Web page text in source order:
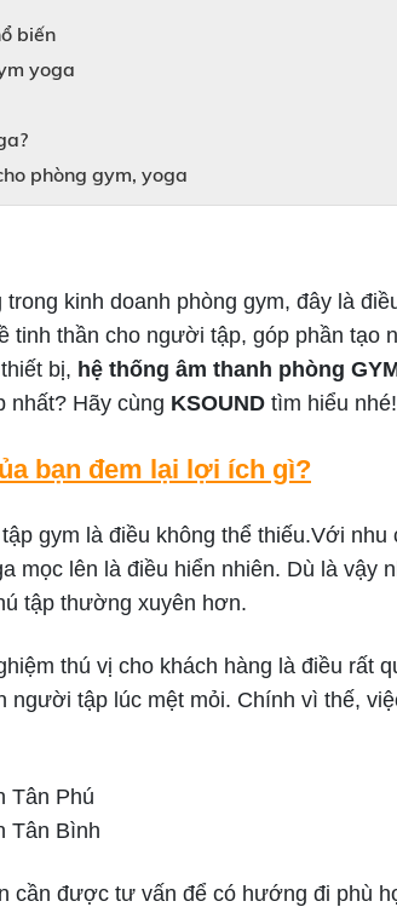
biến
yoga
phòng gym, yoga
kinh doanh phòng gym, đây là
thần cho người tập, góp phần tạo
bị, hệ thống âm thanh phòng
nhất? Hãy cùng KSOUND tìm hiểu nhé!
bạn đem lại lợi ích gì?
gym là điều không thể thiếu.Với
mọc lên là điều hiển nhiên. Dù là vậy
tập thường xuyên hơn.
thú vị cho khách hàng là điều rất
tập lúc mệt mỏi. Chính vì thế,
Tân Phú
Tân Bình
cần được tư vấn để có hướng đi phù